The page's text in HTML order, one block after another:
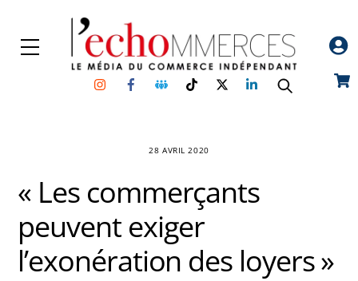
content
Menu
InstagramFacebookGroupe
Facebook
TikTokTwitterLinkedin
28 AVRIL 2020
« Les commerçants
peuvent exiger
l’exonération des loyers »